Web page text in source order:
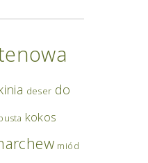
deser do
kokos
miód